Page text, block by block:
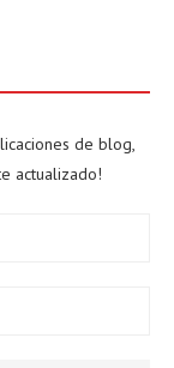
de blog,
actualizado!